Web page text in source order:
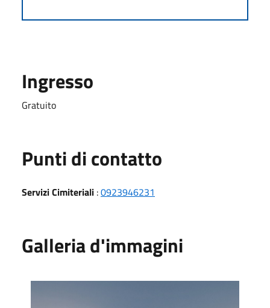
Ingresso
Gratuito
Punti di contatto
Servizi Cimiteriali :0923946231
Galleria d'immagini